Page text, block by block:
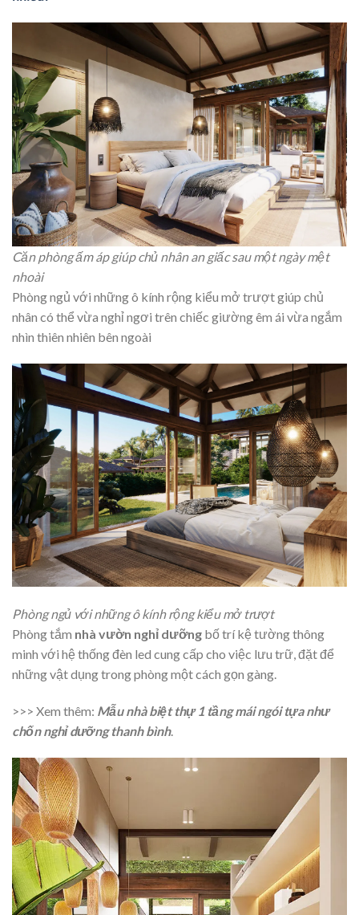
Căn phòng ấm áp giúp chủ nhân an giấc sau một ngày mệt
nhoài
Phòng ngủ với những ô kính rộng kiểu mở trượt giúp chủ
nhân có thể vừa nghỉ ngơi trên chiếc giường êm ái vừa ngắm
nhìn thiên nhiên bên ngoài
Phòng ngủ với những ô kính rộng kiểu mở trượt
Phòng tắm nhà vườn nghỉ dưỡng bố trí kệ tường thông
minh với hệ thống đèn led cung cấp cho việc lưu trữ, đặt để
những vật dụng trong phòng một cách gọn gàng.
>>> Xem thêm: Mẫu nhà biệt thự 1 tầng mái ngóitựa như
chốn nghỉ dưỡng thanh bình.